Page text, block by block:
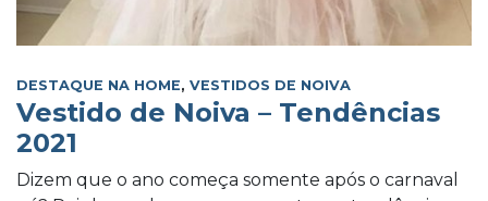
DESTAQUE NA HOME, VESTIDOS DE NOIVA
Vestido de Noiva – Tendências
2021
Dizem que o ano começa somente após o carnaval